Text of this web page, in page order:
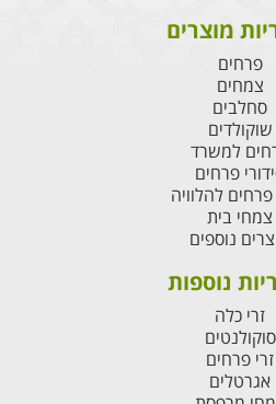
מוצרים
פרחים
צמחים
סחלבים
שוקולדים
למשרד
פרחים
להלוויה
צמחי בית
נוספים
נוספות
זרי כלה
סוקולנטים
זרי פרחים
אגרטלים